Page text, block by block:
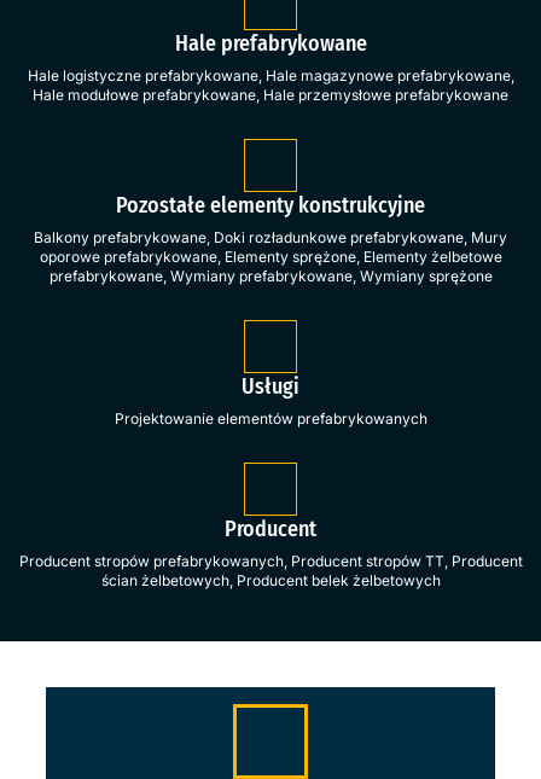
Hale prefabrykowane
Hale logistyczne prefabrykowane, Hale magazynowe prefabrykowane,
Hale modułowe prefabrykowane, Hale przemysłowe prefabrykowane
Pozostałe elementy konstrukcyjne
Balkony prefabrykowane, Doki rozładunkowe prefabrykowane, Mury
oporowe prefabrykowane, Elementy sprężone, Elementy żelbetowe
prefabrykowane, Wymiany prefabrykowane, Wymiany sprężone
Usługi
Projektowanie elementów prefabrykowanych
Producent
Producent stropów prefabrykowanych, Producent stropów TT, Producent
ścian żelbetowych, Producent belek żelbetowych